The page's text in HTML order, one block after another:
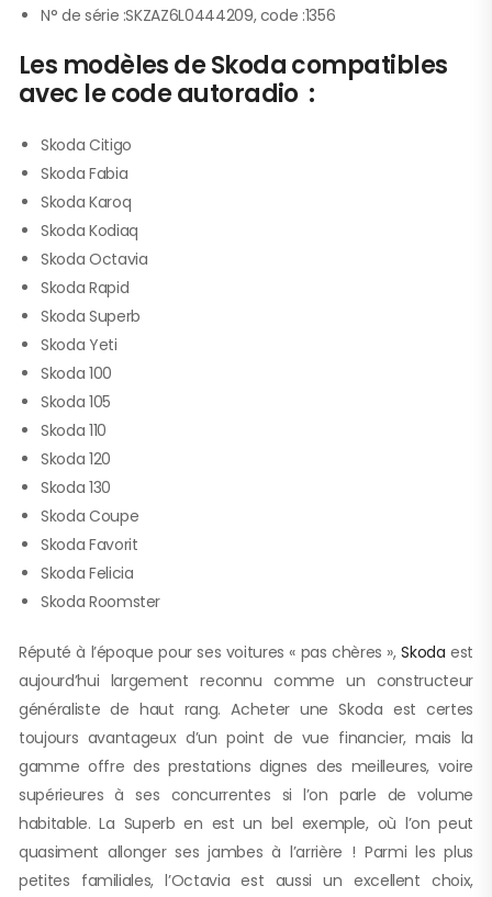
N° de série :SKZAZ6L0444209, code :1356
Les modèles de Skoda compatibles
avec le code autoradio :
Skoda Citigo
Skoda Fabia
Skoda Karoq
Skoda Kodiaq
Skoda Octavia
Skoda Rapid
Skoda Superb
Skoda Yeti
Skoda 100
Skoda 105
Skoda 110
Skoda 120
Skoda 130
Skoda Coupe
Skoda Favorit
Skoda Felicia
Skoda Roomster
Réputé à l’époque pour ses voitures « pas chères »,Skoda est
aujourd’hui largement reconnu comme un constructeur
généraliste de haut rang. Acheter une Skoda est certes
toujours avantageux d’un point de vue financier, mais la
gamme offre des prestations dignes des meilleures, voire
supérieures à ses concurrentes si l’on parle de volume
habitable. La Superb en est un bel exemple, où l’on peut
quasiment allonger ses jambes à l’arrière ! Parmi les plus
petites familiales, l’Octavia est aussi un excellent choix,